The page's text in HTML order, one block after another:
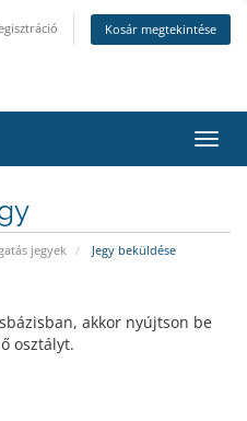
Kosár megtekintése
a
jegyek Jegy beküldése
akkor nyújtson be
osztályt.